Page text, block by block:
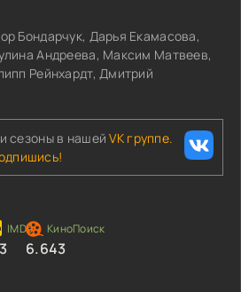
Бондарчук, Дарья Екамасова,
Андреева, Максим Матвеев,
Рейнхардт, Дмитрий
сезоны в нашейVK группе.
6.643